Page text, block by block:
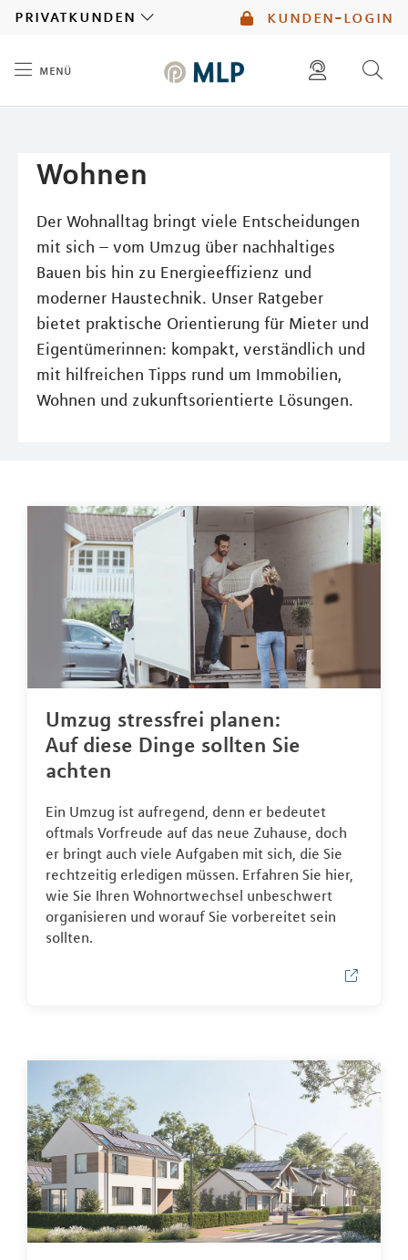
kunden-login
privatkunden
menü
Wohnen
Der Wohnalltag bringt viele Entscheidungen
mit sich – vom Umzug über nachhaltiges
Bauen bis hin zu Energieeffizienz und
moderner Haustechnik. Unser Ratgeber
bietet praktische Orientierung für Mieter und
Eigentümerinnen: kompakt, verständlich und
mit hilfreichen Tipps rund um Immobilien,
Wohnen und zukunftsorientierte Lösungen.
Umzug stressfrei planen:
Auf diese Dinge sollten Sie
achten
Ein Umzug ist aufregend, denn er bedeutet
oftmals Vorfreude auf das neue Zuhause, doch
er bringt auch viele Aufgaben mit sich, die Sie
rechtzeitig erledigen müssen. Erfahren Sie hier,
wie Sie Ihren Wohnortwechsel unbeschwert
organisieren und worauf Sie vorbereitet sein
sollten.